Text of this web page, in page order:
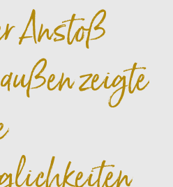
Anstoß
zeigte